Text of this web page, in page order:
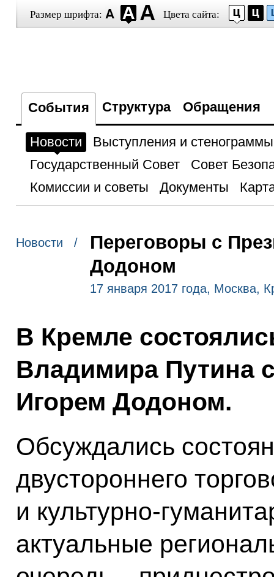
Размер шрифта: Цвета сайта:
События Структура Обращения
Новости
Выступления и стенограммы
Государственный Совет
Совет
Комиссии и советы
Документы
Новости /
Переговоры с
Додоном
17 января 2017 года, Москва,
В Кремле
Владимира Путина
Игорем Додоном.
Обсуждались
двустороннего
и культурно-
актуальные